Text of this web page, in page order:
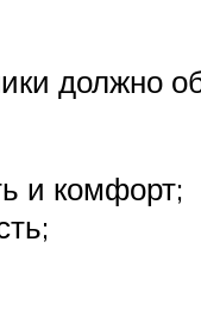
должно
и комфорт;